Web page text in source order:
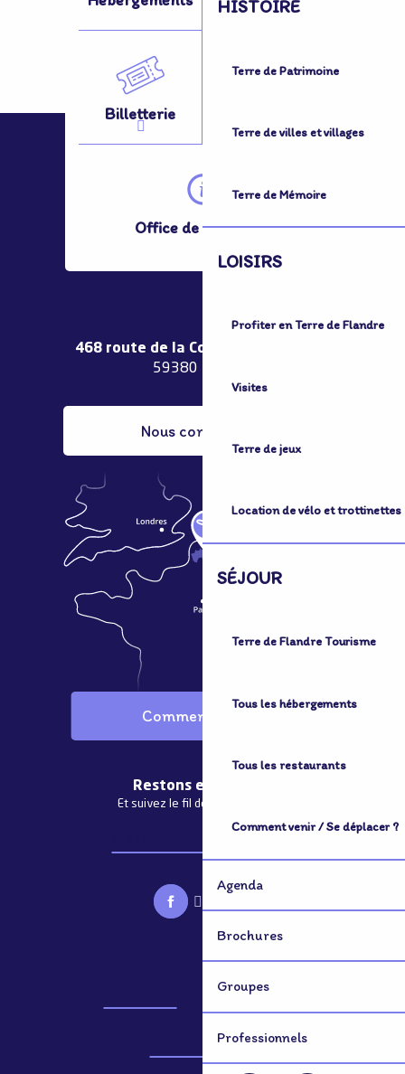
HISTOIRE
Terre de Patrimoine
Terre de villes et villages
Terre de Mémoire
LOISIRS
Profiter en Terre de Flandre
Visites
Terre de jeux
Location de vélo et trottinettes
SÉJOUR
Terre de Flandre Tourisme
Tous les hébergements
Tous les restaurants
Comment venir / Se déplacer ?
Agenda
Brochures
Groupes
Professionnels
Billetterie
Office de Tourisme
468 route de la Couronne de Bierne
59380 Bergues
Nous contacter
Comment venir ?
Restons en contact
Et suivez le fil de notre actualité
S'abonner à la newsletter
Groupes
Professionnels